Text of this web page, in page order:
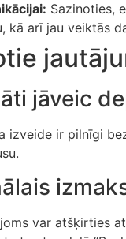
Sazinoties,
kā arī jau veiktās
jāveic
izveide ir pilnīgi
var atšķirties